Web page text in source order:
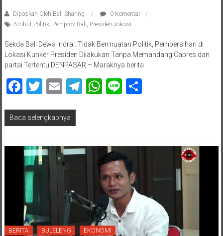
Diposkan Oleh:Bali Sharing
0 Komentar
Atribut Politik, Pemprov Bali Presiden Jokowi
Sekda Bali Dewa Indra : Tidak Bermuatan Politik, Pembersihan di
Lokasi Kunker Presiden Dilakukan Tanpa Memandang Capres dan
partai Tertentu DENPASAR – Maraknya berita
Facebook
Twitter
EmailTelegram
WhatsApp
LineShare
Baca selengkapnya
BERITA BULELENG EKONOMI